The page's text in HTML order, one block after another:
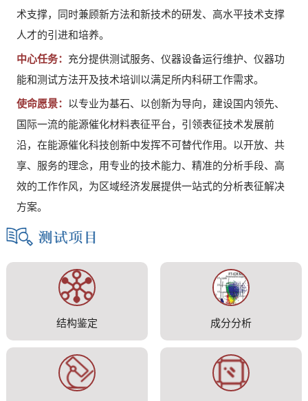
术支撑，同时兼顾新方法和新技术的研发、高水平技术支撑
人才的引进和培养。
中心任务： 充分提供测试服务、仪器设备运行维护、仪器功
能和测试方法开及技术培训以满足所内科研工作需求。
使命愿景： 以专业为基石、以创新为导向，建设国内领先、
国际一流的能源催化材料表征平台，引领表征技术发展前
沿，在能源催化科技创新中发挥不可替代作用。以开放、共
享、服务的理念，用专业的技术能力、精准的分析手段、高
效的工作作风，为区域经济发展提供一站式的分析表征解决
方案。
结构鉴定 成分分析